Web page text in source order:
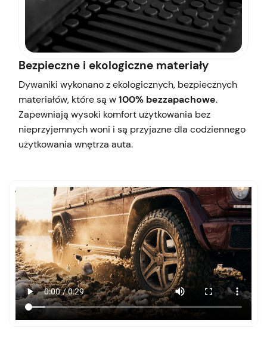
Bezpieczne i ekologiczne materiały
Dywaniki wykonano z ekologicznych, bezpiecznych
materiałów, które są w100% bezzapachowe.
Zapewniają wysoki komfort użytkowania bez
nieprzyjemnych woni i są przyjazne dla codziennego
użytkowania wnętrza auta.